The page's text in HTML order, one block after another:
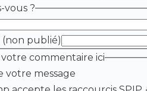
vous ?
publié)
commentaire ici
votre message